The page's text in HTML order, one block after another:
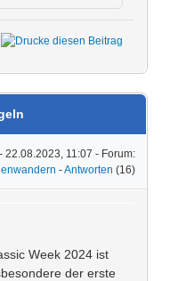
- 22.08.2023, 11:07 - Forum:
-Antworten (16)
Week 2024 ist
der erste